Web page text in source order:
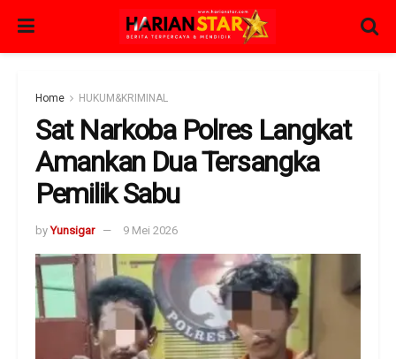
Home HUKUM&KRIMINAL
Sat Narkoba Polres Langkat
Amankan Dua Tersangka
Pemilik Sabu
by Yunsigar 9 Mei 2026